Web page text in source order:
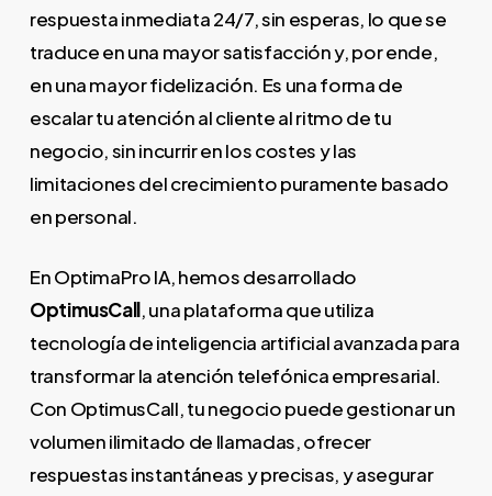
respuesta inmediata 24/7, sin esperas, lo que se
traduce en una mayor satisfacción y, por ende,
en una mayor fidelización. Es una forma de
escalar tu atención al cliente al ritmo de tu
negocio, sin incurrir en los costes y las
limitaciones del crecimiento puramente basado
en personal.
En OptimaPro IA, hemos desarrollado
OptimusCall, una plataforma que utiliza
tecnología de inteligencia artificial avanzada para
transformar la atención telefónica empresarial.
Con OptimusCall, tu negocio puede gestionar un
volumen ilimitado de llamadas, ofrecer
respuestas instantáneas y precisas, y asegurar